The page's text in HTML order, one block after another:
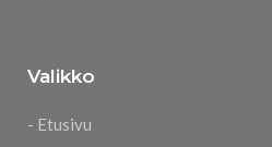
Valikko
- Etusivu